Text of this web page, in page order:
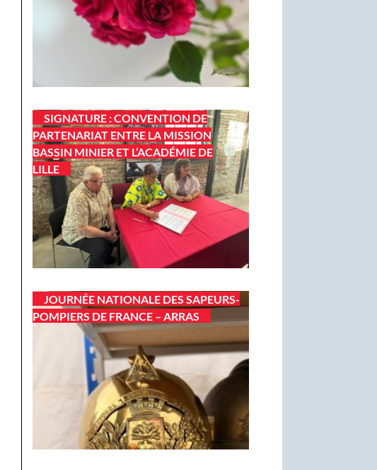
SIGNATURE : CONVENTION DE
PARTENARIAT ENTRE LA MISSION
BASSIN MINIER ET L’ACADÉMIE DE
LILLE
JOURNÉE NATIONALE DES SAPEURS-
POMPIERS DE FRANCE – ARRAS